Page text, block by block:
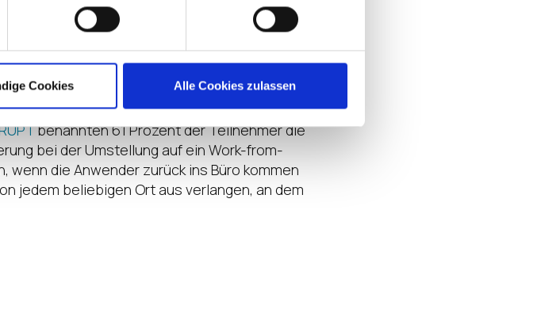
Cookies Alle Cookies zulassen
11 wird deutlich, dass Microsoft die neue Art
als „hybrides Arbeiten“ oder „work from
verlangen ein einfaches, leicht zu
Jahres festgestellt. Inunserer Umfrageim
benannten 61 Prozent der Teilnehmer die
bei der Umstellung auf ein Work-from-
wenn die Anwender zurück ins Büro kommen
jedem beliebigen Ort aus verlangen, an dem